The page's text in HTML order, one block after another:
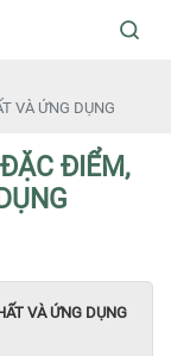
VÀ ỨNG DỤNG
ĐIỂM,
VÀ ỨNG DỤNG